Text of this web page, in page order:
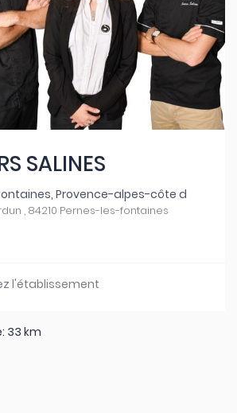
SALINES
Provence-alpes-côte d
, 84210 Pernes-les-fontaines
l'établissement
33 km